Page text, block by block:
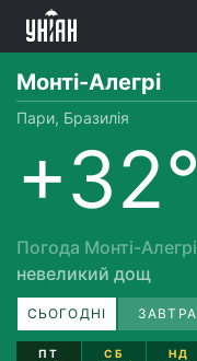
Монті-Алегрі
Пари, Бразилія
+32°
Погода Монті-Алегрі
невеликий дощ
СЬОГОДНІ ЗАВТРА
ПТ
СБ
НД